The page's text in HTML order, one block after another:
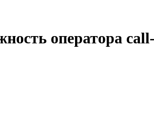
оператора